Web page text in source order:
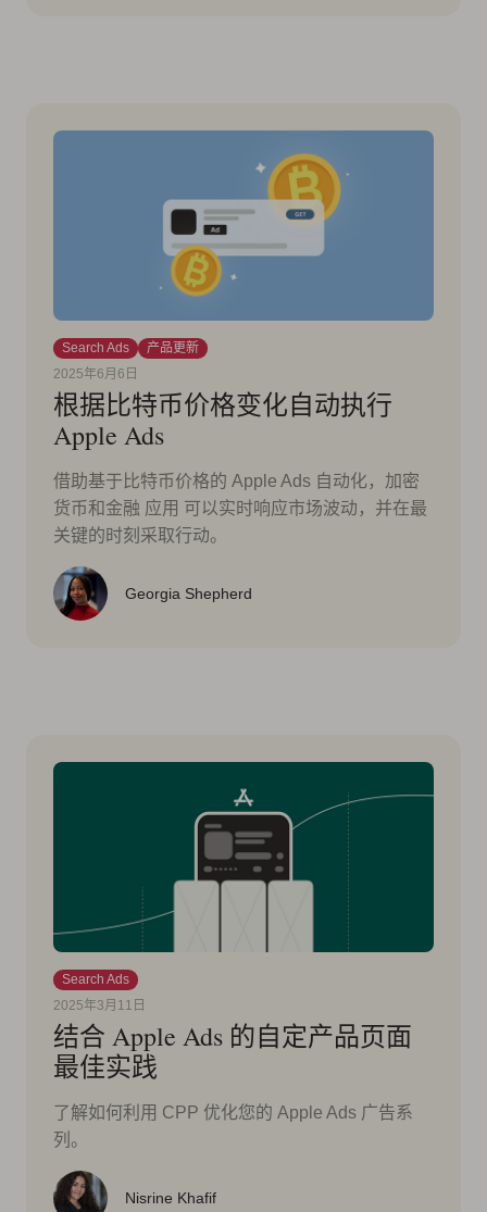
Search Ads
产品更新
2025年6月6日
根据比特币价格变化自动执行
Apple Ads
借助基于比特币价格的 Apple Ads 自动化，加密
货币和金融 应用 可以实时响应市场波动，并在最
关键的时刻采取行动。
Georgia Shepherd
Search Ads
2025年3月11日
结合 Apple Ads 的自定产品页面
最佳实践
了解如何利用 CPP 优化您的 Apple Ads 广告系
列。
Nisrine Khafif